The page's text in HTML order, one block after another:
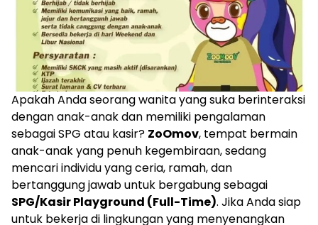
Apakah Anda seorang wanita yang suka berinteraksi
dengan anak-anak dan memiliki pengalaman
sebagai SPG atau kasir? ZoOmov, tempat bermain
anak-anak yang penuh kegembiraan, sedang
mencari individu yang ceria, ramah, dan
bertanggung jawab untuk bergabung sebagai
SPG/Kasir Playground (Full-Time). Jika Anda siap
untuk bekerja di lingkungan yang menyenangkan